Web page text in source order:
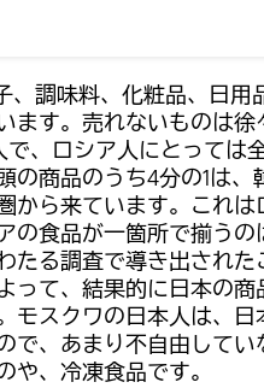
、調味料、化粧品、日用
ます。売れないものは徐
、ロシア人にとっては
の商品のうち4分の1は
から来ています。これ
の食品が一箇所で揃う
たる調査で導き出され
って、結果的に日本の商
モスクワの日本人は、
で、あまり不自由して
や、冷凍食品です。